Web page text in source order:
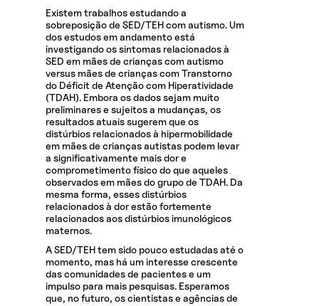
Existem trabalhos estudando a
sobreposição de SED/TEH com autismo. Um
dos estudos em andamento está
investigando os sintomas relacionados à
SED em mães de crianças com autismo
versus mães de crianças com Transtorno
do Déficit de Atenção com Hiperatividade
(TDAH). Embora os dados sejam muito
preliminares e sujeitos a mudanças, os
resultados atuais sugerem que os
distúrbios relacionados à hipermobilidade
em mães de crianças autistas podem levar
a significativamente mais dor e
comprometimento físico do que aqueles
observados em mães do grupo de TDAH. Da
mesma forma, esses distúrbios
relacionados à dor estão fortemente
relacionados aos distúrbios imunológicos
maternos.
A SED/TEH tem sido pouco estudadas até o
momento, mas há um interesse crescente
das comunidades de pacientes e um
impulso para mais pesquisas. Esperamos
que, no futuro, os cientistas e agências de